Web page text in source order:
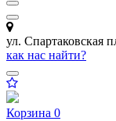
ул. Спартаковская
как нас найти?
Корзина 0